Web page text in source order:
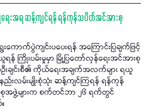
ရေးအရ ဆန့်ကျင်ရန် ရန်ကုန်သပိတ်အင်အားစု
ာက်ပွဲကျင်းပပေးရန် အကြောင်းပြချက်ဖြင့်
န် ကြိုးပမ်းမှုမှာ မြို့ပြတော်လှန်ရေးအင်အားစု
းချင်းစီ၏ ကိုယ်ရေးအချက်အလက်များ ရယူ
ည်းလမ်းမျိုးစုံသုံး ဆန့်ကျင်ကြရန် ရန်ကုန်
ဖွဲ့များက စက်တင်ဘာ ၂၆ ရက်တွင်